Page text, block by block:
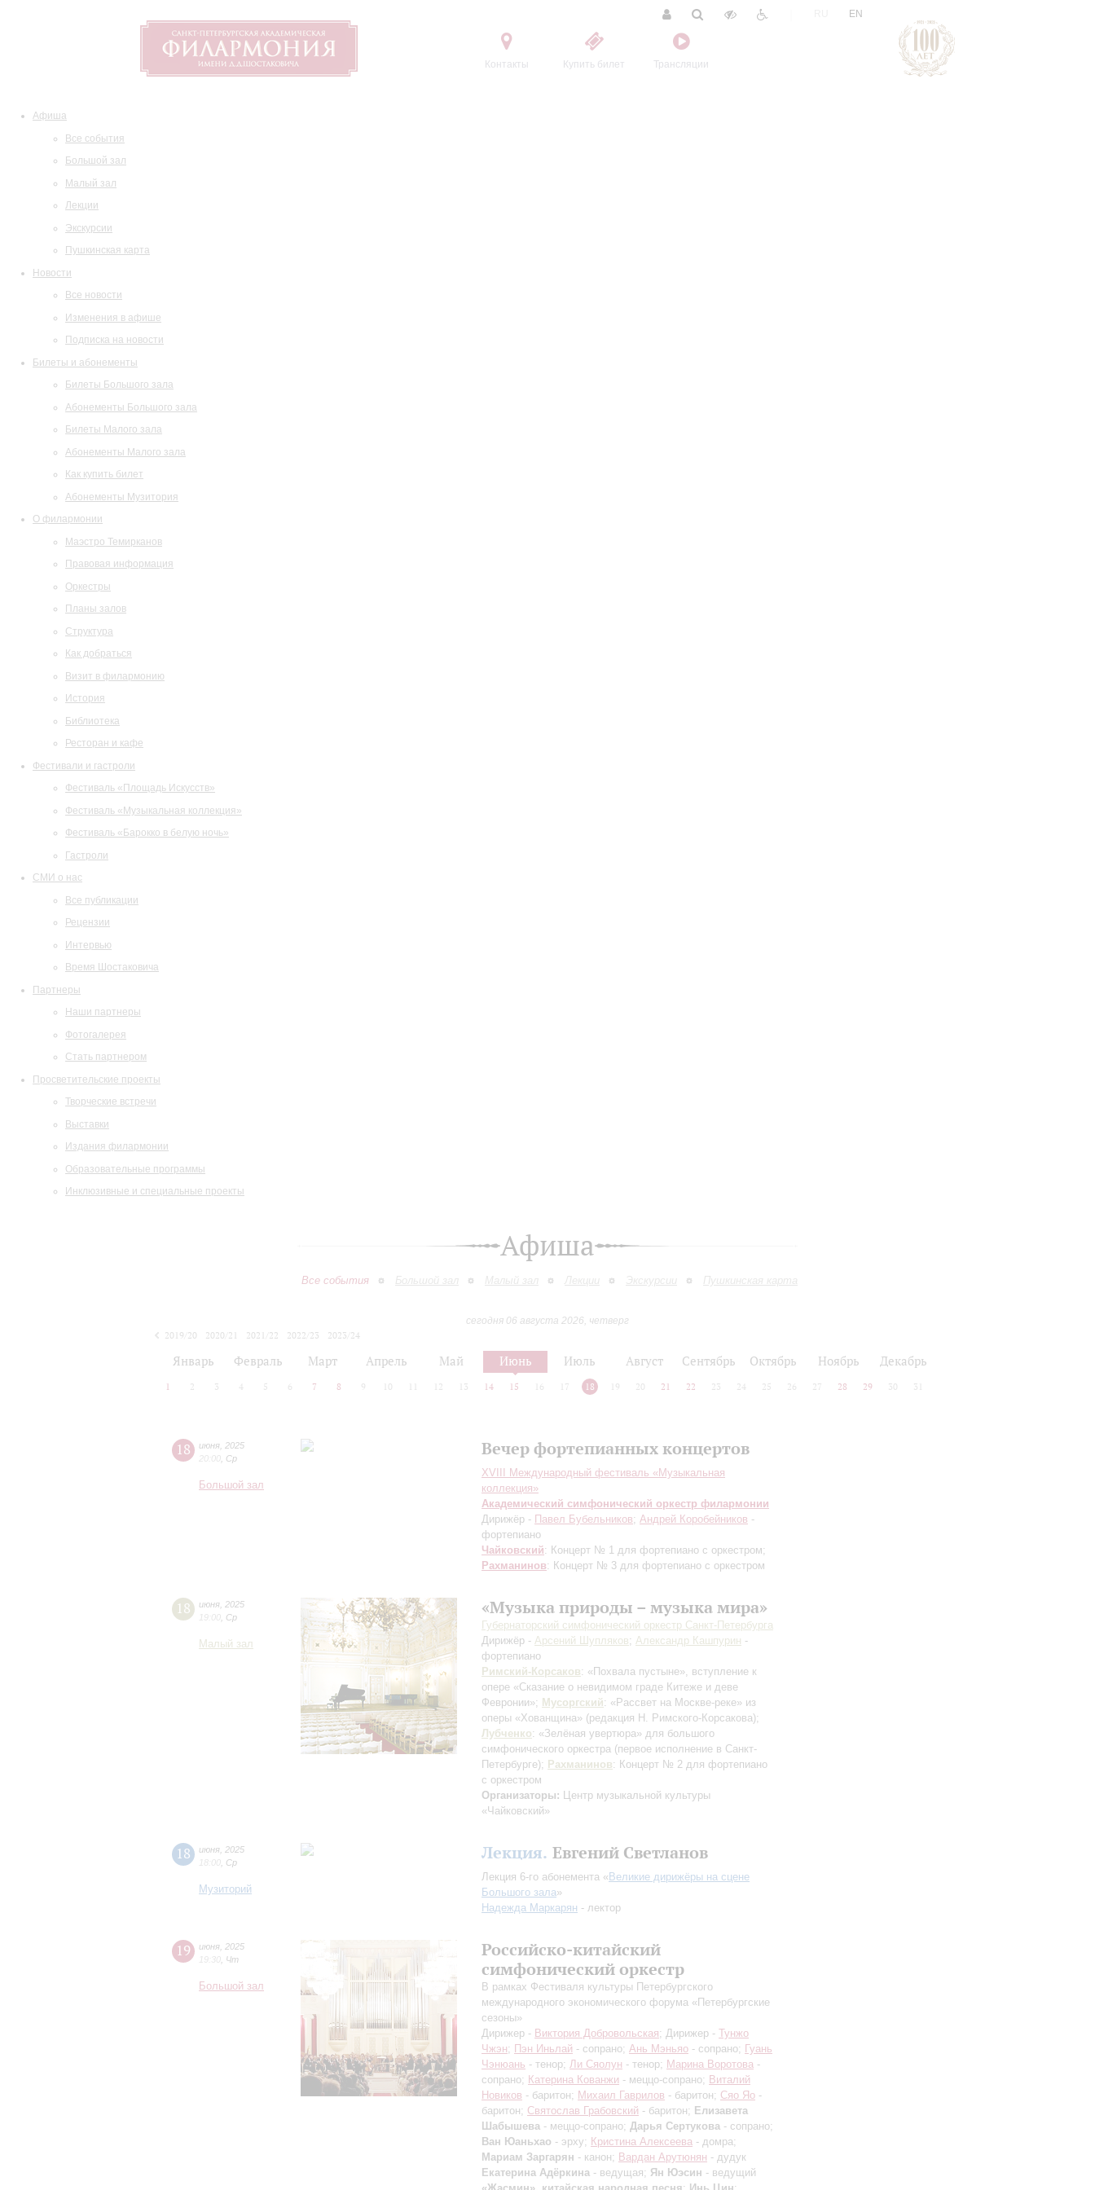
Контакты Купить билет Трансляции
EN
Афиша
Все события
Большой зал
Малый зал
Лекции
Экскурсии
Пушкинская карта
Новости
Все новости
Изменения в афише
Подписка на новости
Билеты и абонементы
Билеты Большого зала
Абонементы Большого зала
Билеты Малого зала
Абонементы Малого зала
Как купить билет
Абонементы Музитория
О филармонии
Маэстро Темирканов
Правовая информация
Оркестры
Планы залов
Структура
Как добраться
Визит в филармонию
История
Библиотека
Ресторан и кафе
Фестивали и гастроли
Фестиваль «Площадь Искусств»
Фестиваль «Музыкальная коллекция»
Фестиваль «Барокко в белую ночь»
Гастроли
СМИ о нас
Все публикации
Рецензии
Интервью
Время Шостаковича
Партнеры
Наши партнеры
Фотогалерея
Стать партнером
Просветительские проекты
Творческие встречи
Выставки
Издания филармонии
Образовательные программы
Инклюзивные и специальные проекты
Афиша
Все события Большой зал Малый зал Лекции Экскурсии Пушкинская карта
сегодня 06 августа 2026, четверг
2019/20
2020/21 2021/22 2022/23
2023/24
Январь Февраль Март Апрель Май Июнь Июль Август Сентябрь Октябрь Ноябрь Декабрь
1 2 3 4 5 6 7 8 9 10 12 13 14 15 16 17 18 19 20 21 22 23 24 25 26 27 28 29 30 31
18 июня 2025
20:00 Ср
Большой зал
Вечер фортепианных концертов
XVIII Международный фестиваль «Музыкальная
коллекция»
Академический симфонический оркестр филармонии
Дирижёр - Павел Бубельников; Андрей Коробейников -
фортепиано
Чайковский: Концерт № 1 для фортепиано с оркестром;
Рахманинов: Концерт № 3 для фортепиано с оркестром
18 июня 2025
19:00 Ср
Малый зал
«Музыка природы – музыка мира»
Губернаторский симфонический оркестр Санкт-Петербурга
Дирижёр - Арсений Шупляков; Александр Кашпурин -
фортепиано
Римский-Корсаков: «Похвала пустыне», вступление к
опере «Сказание о невидимом граде Китеже и деве
Февронии»; Мусоргский: «Рассвет на Москве-реке» из
оперы «Хованщина» (редакция Н. Римского-Корсакова);
Лубченко: «Зелёная увертюра» для большого
симфонического оркестра (первое исполнение в Санкт-
Петербурге); Рахманинов: Концерт № 2 для фортепиано
с оркестром
Организаторы: Центр музыкальной культуры
«Чайковский»
18 июня 2025
18:00 Ср
Музиторий
Лекция. Евгений Светланов
Лекция 6-го абонемента « Великие дирижёры на сцене
Большого зала»
Надежда Маркарян - лектор
19 июня 2025
19:30 Чт
Большой зал
Российско-китайский
симфонический оркестр
В рамках Фестиваля культуры Петербургского
международного экономического форума «Петербургские
сезоны»
Дирижер - Виктория Добровольская; Дирижер - Тунжо
Чжэн; Пэн Иньлай - сопрано; Ань Мэньяо - сопрано; Гуань
Чэнюань - тенор; Ли Сяолун - тенор; Марина Воротова -
сопрано; Катерина Кованжи - меццо-сопрано; Виталий
Новиков - баритон; Михаил Гаврилов - баритон; Сяо Яо -
баритон; Святослав Грабовский - баритон; Елизавета
Шабышева - меццо-сопрано; Дарья Сертукова - сопрано;
Ван Юаньхао - эрху; Кристина Алексеева - домра;
Мариам Заргарян - канон; Вардан Арутюнян - дудук
Екатерина Адёркина - ведущая; Ян Юэсин - ведущий